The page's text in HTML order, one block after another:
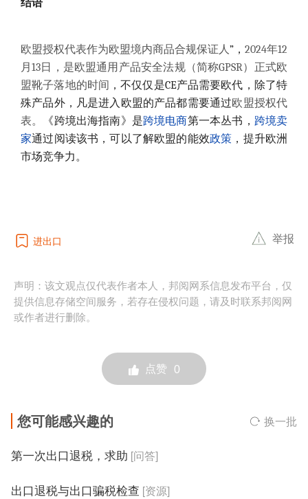
结语
欧盟授权代表作为欧盟境内商品合规保证人”， 2024年12
月13日，是欧盟通用产品安全法规（简称GPSR）正式欧
盟靴子落地的时间
，不仅仅是CE产品需要欧代，除了特
殊产品外，凡是进入欧盟的产品都需要通过欧盟授权代
表。 《跨境出海指南》 是跨境电商第一本丛书， 跨境卖
家通过阅读该书， 可以了解欧盟的能效政策 ，提升欧洲
市场竞争力。
进出口 举报
声明：该文观点仅代表作者本人，邦阅网系信息发布平台，仅
提供信息存储空间服务，若存在侵权问题，请及时联系邦阅网
或作者进行删除。
点赞 0
您可能感兴趣的 换一批
第一次出口退税，求助 [问答]
出口退税与出口骗税检查 [资源]